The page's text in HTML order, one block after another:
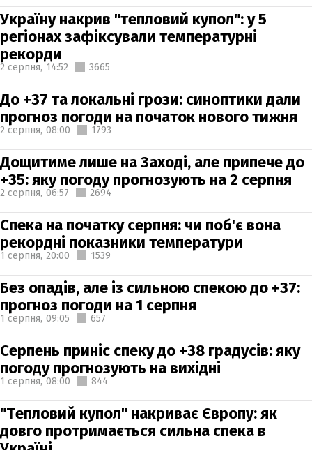
Україну накрив "тепловий купол": у 5
регіонах зафіксували температурні
рекорди
2 серпня, 14:52 3665
До +37 та локальні грози: синоптики дали
прогноз погоди на початок нового тижня
2 серпня, 08:00 1793
Дощитиме лише на Заході, але припече до
+35: яку погоду прогнозують на 2 серпня
2 серпня, 06:57 2694
Спека на початку серпня: чи поб'є вона
рекордні показники температури
1 серпня, 20:00 1539
Без опадів, але із сильною спекою до +37:
прогноз погоди на 1 серпня
1 серпня, 09:05 657
Серпень приніс спеку до +38 градусів: яку
погоду прогнозують на вихідні
1 серпня, 08:00 844
"Тепловий купол" накриває Європу: як
довго протримається сильна спека в